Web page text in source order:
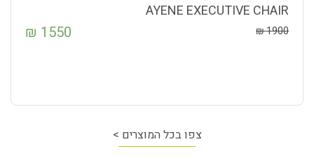
AYENE EXECUTIVE CHAIR
1900
₪
1550
₪
צפו בכל המוצרים >